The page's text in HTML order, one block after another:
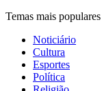
Temas mais populares
Noticiário
Cultura
Esportes
Política